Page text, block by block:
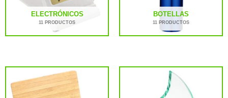
ELECTRÓNICOS
11 PRODUCTOS
BOTELLAS
11 PRODUCTOS